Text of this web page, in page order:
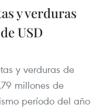
y verduras
USD
y verduras de
millones de
período del año